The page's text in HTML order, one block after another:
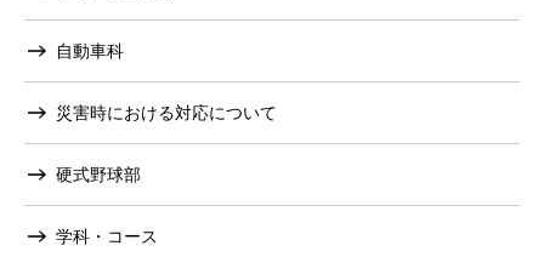
自動車科
災害時における対応について
硬式野球部
学科・コース